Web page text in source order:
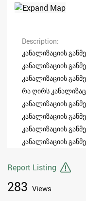
Description
კანალიზაციის
კანალიზაციის
კანალიზაციის
რა ღირს
კანალიზაციის
კანალიზაციის
კანალიზაციის
კანალიზაციის
Report Listing
283 Views